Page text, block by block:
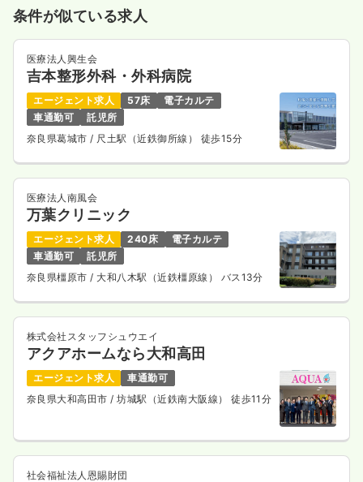
条件が似ている求人
医療法人興生会
吉本整形外科・外科病院
エージェント求人 57床
電子カルテ
車通勤可
託児所
奈良県葛城市 / 尺土駅（近鉄御所線） 徒歩15分
医療法人南風会
万葉クリニック
エージェント求人 240床
電子カルテ
車通勤可
託児所
奈良県橿原市 / 大和八木駅（近鉄橿原線） バス13分
株式会社スタッフシュウエイ
アクアホームなら大和高田
エージェント求人
車通勤可
奈良県大和高田市/ 坊城駅（近鉄南大阪線） 徒歩11分
社会福祉法人恩賜財団